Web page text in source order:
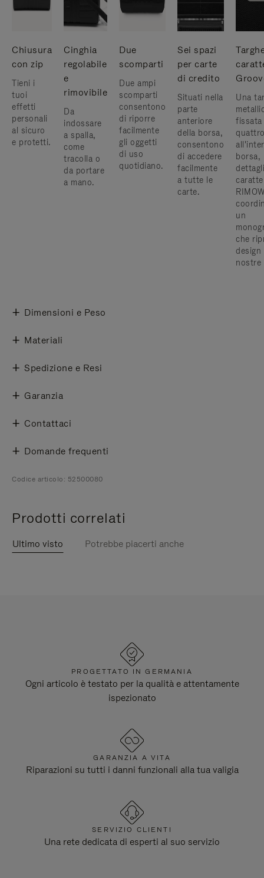
Chiusura
con zip
Tieni i
tuoi
effetti
personali
al sicuro
e protetti.
Cinghia
regolabile
e
rimovibile
Da
indossare
a spalla,
come
tracolla o
da portare
a mano.
Due
scomparti
Due ampi
scomparti
consentono
di riporre
facilmente
gli oggetti
di uso
quotidiano.
Sei spazi
per carte
di credito
Situati nella
parte
anteriore
della borsa,
consentono
di accedere
facilmente
a tutte le
carte.
Una
fissata
borsa,
dettagli
un
che
design
nostre
Dimensioni e Peso
Materiali
Spedizione e Resi
Garanzia
Contattaci
Domande frequenti
Codice articolo: 52500080
Prodotti correlati
Ultimo visto Potrebbe piacerti anche
PROGETTATO IN GERMANIA
Ogni articolo è testato per la qualità e attentamente
ispezionato
GARANZIA A VITA
Riparazioni su tutti i danni funzionali alla tua valigia
SERVIZIO CLIENTI
Una rete dedicata di esperti al suo servizio